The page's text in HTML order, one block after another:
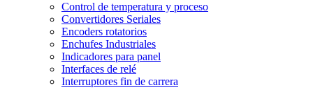
Control de temperatura y proceso
Convertidores Seriales
Encoders rotatorios
Enchufes Industriales
Indicadores para panel
Interfaces de relé
Interruptores fin de carrera